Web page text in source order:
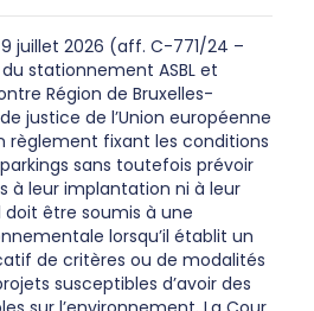
juillet 2026 (aff. C-771/24 –
stationnement ASBL et
Région de Bruxelles-
justice de l’Union européenne
règlement fixant les conditions
sans toutefois prévoir
à leur implantation ni à leur
être soumis à une
lorsqu’il établit un
de critères ou de modalités
susceptibles d’avoir des